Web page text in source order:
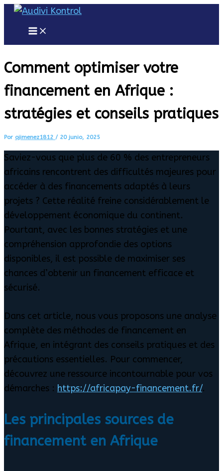
Main
Comment optimiser votre
financement en Afrique :
stratégies et conseils pratiques
Por ojimenez1812 / 20 junio, 2025
Saviez-vous que plus de 60 % des entrepreneurs
africains rencontrent des difficultés majeures pour
accéder à des financements adaptés à leurs
projets ? Cette réalité freine considérablement le
développement économique du continent.
Pourtant, avec les bonnes stratégies et une
compréhension approfondie des options
disponibles, il est possible de maximiser ses
chances d’obtenir un financement efficace et
sécurisé.
Dans cet article, nous vous proposons une analyse
complète des méthodes de financement en
Afrique, en intégrant des conseils pratiques et des
précautions essentielles. Pour commencer,
découvrez une ressource incontournable pour vos
démarches : https://africapay-financement.fr/.
Les principales sources de
financement en Afrique